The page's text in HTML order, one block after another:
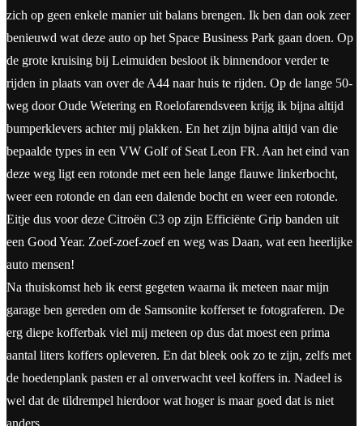
zich op geen enkele manier uit balans brengen. Ik ben dan ook zeer
benieuwd wat deze auto op het Space Business Park gaan doen. Op
de grote kruising bij Leimuiden besloot ik binnendoor verder te
rijden in plaats van over de A44 naar huis te rijden. Op de lange 50-
weg door Oude Wetering en Roelofarendsveen krijg ik bijna altijd
bumperklevers achter mij plakken. En het zijn bijna altijd van die
bepaalde types in een VW Golf of Seat Leon FR. Aan het eind van
deze weg ligt een rotonde met een hele lange flauwe linkerbocht,
weer een rotonde en dan een dalende bocht en weer een rotonde.
Eitje dus voor deze Citroën C3 op zijn Efficiënte Grip banden uit
een Good Year. Zoef-zoef-zoef en weg was Daan, wat een heerlijke
auto mensen!
Na thuiskomst heb ik eerst gegeten waarna ik meteen naar mijn
garage ben gereden om de Samsonite kofferset te fotograferen. De
erg diepe kofferbak viel mij meteen op dus dat moest een prima
aantal liters koffers opleveren. En dat bleek ook zo te zijn, zelfs met
de hoedenplank pasten er al onverwacht veel koffers in. Nadeel is
wel dat de tildrempel hierdoor wat hoger is maar goed dat is niet
anders.